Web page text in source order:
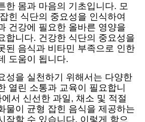
한 몸과 마음의 기초입니다. 모
힌 식단의 중요성을 인식하여
건강에 필요한 올바른 영양을
합니다. 건강한 식단의 중요성을
된 음식과 비타민 부족으로 인한
도움이 됩니다.
성을 실천하기 위해서는 다양한
열린 소통과 교육이 필요합니
서 신선한 과일, 채소 및 적절
물이 균형 잡힌 음식을 제공하는
작할 수 있습니다. 이렇게 함으